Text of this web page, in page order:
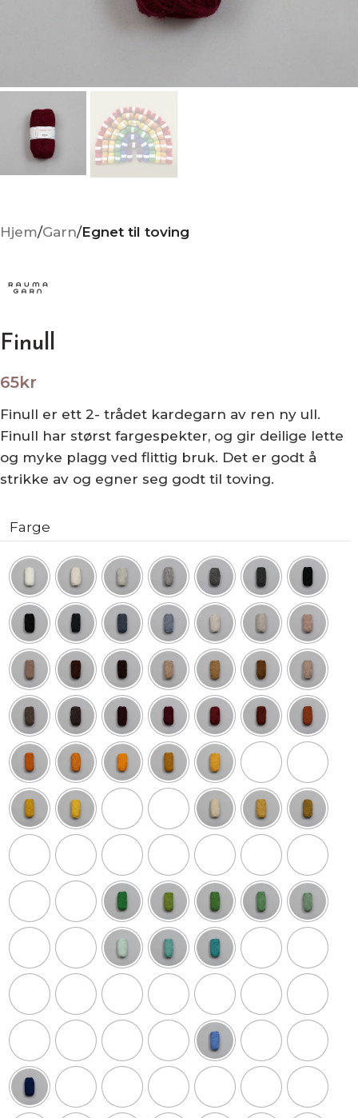
Hjem Garn Egnet til toving
Finull
65kr
Finull er ett 2- trådet kardegarn av ren ny ull.
Finull har størst fargespekter, og gir deilige lette
og myke plagg ved flittig bruk. Det er godt å
strikke av og egner seg godt til toving.
Farge